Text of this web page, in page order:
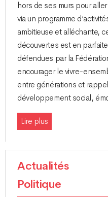
hors de ses murs pour
via un programme
ambitieuse et alléchante,
découvertes est en
défendues par la
encourager le vivre-
entre générations et
développement social,
Lire plus
Actualités
Politique